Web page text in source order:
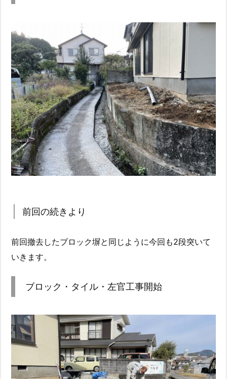
前回の続きより
前回撤去したブロック塀と同じように今回も2段突いて
いきます。
ブロック・タイル・左官工事開始